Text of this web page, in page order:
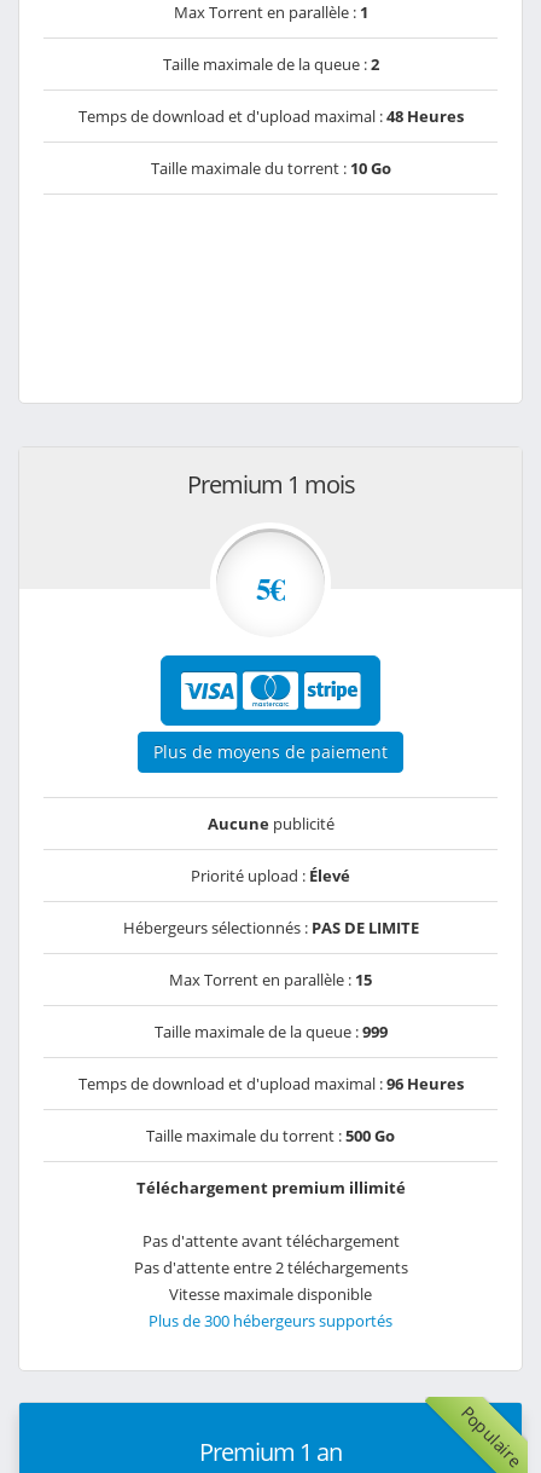
Max Torrent en parallèle : 1
Taille maximale de la queue :2
Temps de download et d'upload maximal :48 Heures
Taille maximale du torrent : 10 Go
Premium 1 mois
5€
Plus de moyens de paiement
Aucunepublicité
Priorité upload : Élevé
Hébergeurs sélectionnés : PAS DE LIMITE
Max Torrent en parallèle : 15
Taille maximale de la queue :999
Temps de download et d'upload maximal :96 Heures
Taille maximale du torrent :500 Go
Téléchargement premium illimité
Pas d'attente avant téléchargement
Pas d'attente entre 2 téléchargements
Vitesse maximale disponible
Plus de 300 hébergeurs supportés
Populaire
Premium 1 an